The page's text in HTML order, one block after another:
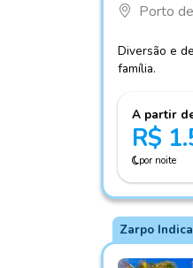
Porto
Diversão e
família.
A partir
R$
por noite
Zarpo Indica